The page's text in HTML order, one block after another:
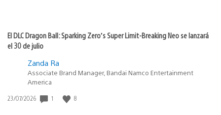
El DLC Dragon Ball: Sparking Zero’s Super Limit-Breaking Neo se lanzará
el 30 de julio
Zanda Ra
Associate Brand Manager, Bandai Namco Entertainment
America
Fecha
23/07/2026 1 8